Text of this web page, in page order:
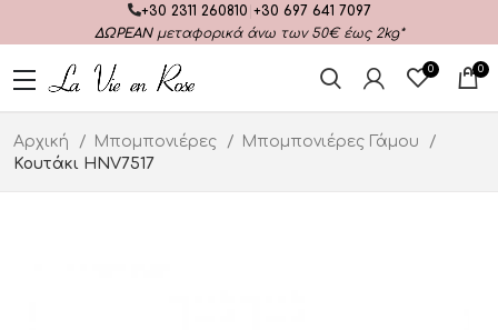
+30 2311 260810 +30 697 641 7097
ΔΩΡΕΑΝμεταφορικά άνω των 50€ έως 2kg*
0 0
Αρχική Μπομπονιέρες
Μπομπονιέρες Γάμου
Κουτάκι HNV7517